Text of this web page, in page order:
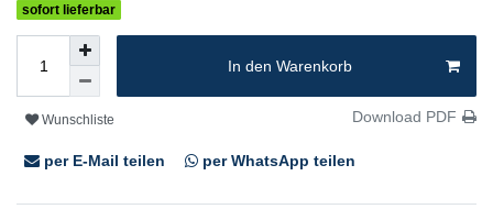
sofort lieferbar
In den Warenkorb
Wunschliste Download PDF
per E-Mail teilen per WhatsApp teilen